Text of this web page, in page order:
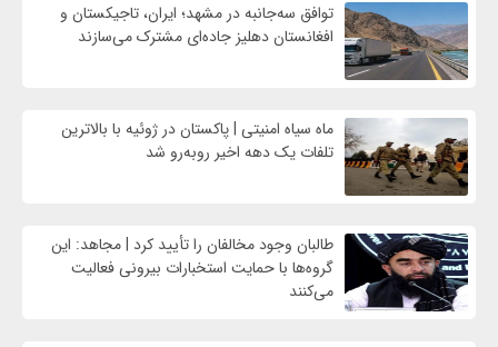
توافق سه‌جانبه در مشهد؛ ایران، تاجیکستان و
افغانستان دهلیز جاده‌ای مشترک می‌سازند
ماه سیاه امنیتی | پاکستان در ژوئیه با بالاترین
تلفات یک دهه اخیر روبه‌رو شد
طالبان وجود مخالفان را تأیید کرد | مجاهد: این
گروه‌ها با حمایت استخبارات بیرونی فعالیت
می‌کنند